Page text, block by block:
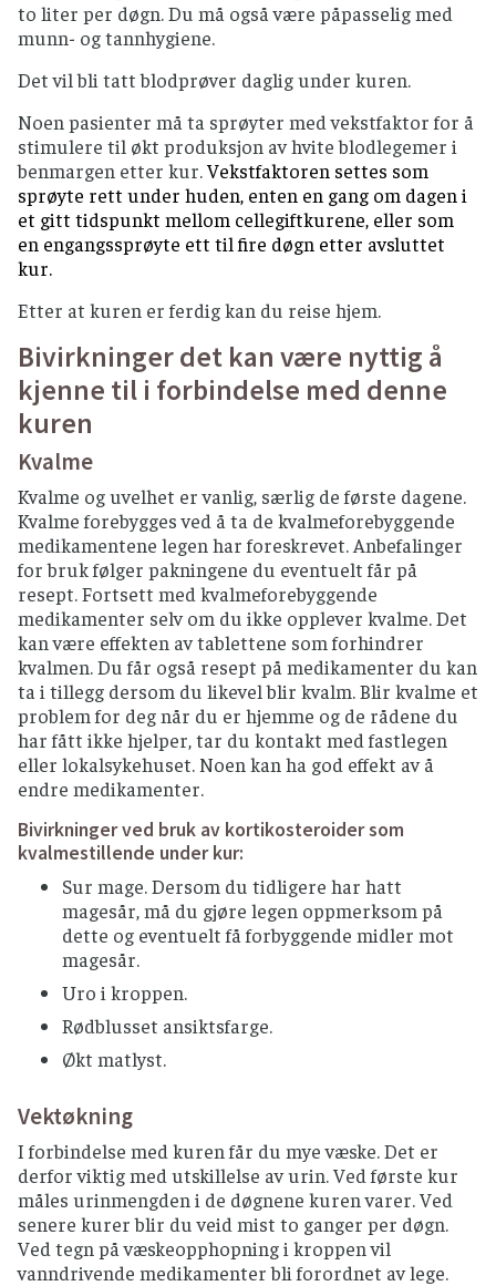
to liter per døgn. Du må også være påpasselig med
munn- og tannhygiene.
Det vil bli tatt blodprøver daglig under kuren.
Noen pasienter må ta sprøyter med vekstfaktor for å
stimulere til økt produksjon av hvite blodlegemer i
benmargen etter kur.Vekstfaktoren settes som
sprøyte rett under huden, enten en gang om dagen i
et gitt tidspunkt mellom cellegiftkurene, eller som
en engangssprøyte ett til fire døgn etter avsluttet
kur.
Etter at kuren er ferdig kan du reise hjem.
Bivirkninger det kan være nyttig å
kjenne til i forbindelse med denne
kuren
Kvalme
Kvalme og uvelhet er vanlig, særlig de første dagene.
Kvalme forebygges ved å ta de kvalmeforebyggende
medikamentene legen har foreskrevet. Anbefalinger
for bruk følger pakningene du eventuelt får på
resept. Fortsett med kvalmeforebyggende
medikamenter selv om du ikke opplever kvalme. Det
kan være effekten av tablettene som forhindrer
kvalmen. Du får også resept på medikamenter du kan
ta i tillegg dersom du likevel blir kvalm. Blir kvalme et
problem for deg når du er hjemme og de rådene du
har fått ikke hjelper, tar du kontakt med fastlegen
eller lokalsykehuset. Noen kan ha god effekt av å
endre medikamenter.
Bivirkninger ved bruk av kortikosteroider som
kvalmestillende under kur:
Sur mage. Dersom du tidligere har hatt
magesår, må du gjøre legen oppmerksom på
dette og eventuelt få forbyggende midler mot
magesår.
Uro i kroppen.
Rødblusset ansiktsfarge.
Økt matlyst.
Vektøkning
I forbindelse med kuren får du mye væske. Det er
derfor viktig med utskillelse av urin. Ved første kur
måles urinmengden i de døgnene kuren varer. Ved
senere kurer blir du veid mist to ganger per døgn.
Ved tegn på væskeopphopning i kroppen vil
vanndrivende medikamenter bli forordnet av lege.